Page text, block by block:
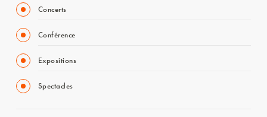
Concerts
Conférence
Expositions
Spectacles